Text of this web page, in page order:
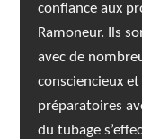
confiance aux
Ramoneur. Ils
avec de
consciencieux
préparatoires
du tubage